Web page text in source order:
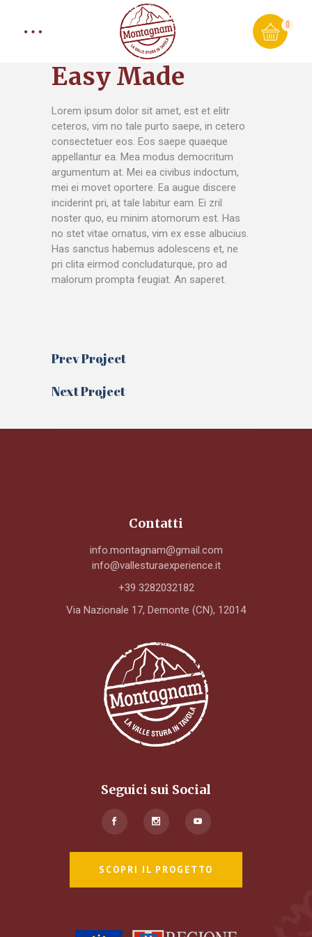
0
Easy Made
Lorem ipsum dolor sit amet, est et elitr
ceteros, vim no tale purto saepe, in cetero
consectetuer eos. Eos saepe quaeque
appellantur ea. Mea modus democritum
argumentum at. Mei ea civibus indoctum,
mei ei movet oportere. Ea augue discere
inciderint pri, at tale labitur eam. Ei zril
noster quo, eu minim atomorum est. Has
no stet vitae ornatus, vim ex esse albucius.
Has sanctus habemus adolescens et, ne
pri clita eirmod concludaturque, pro ad
malorum prompta feugiat. An saperet.
Prev Project
Next Project
Contatti
info.montagnam@gmail.com
info@vallesturaexperience.it
+39 3282032182
Via Nazionale 17, Demonte (CN), 12014
Seguici sui Social
SCOPRI IL PROGETTO